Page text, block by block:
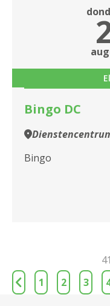
Bingo DC
Bingo
1
2 3